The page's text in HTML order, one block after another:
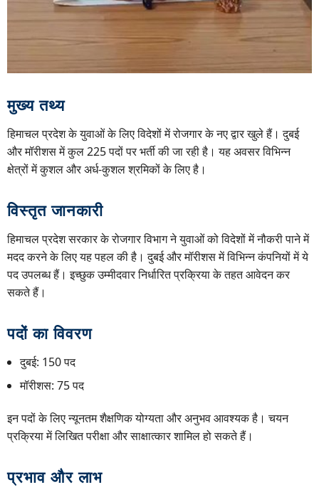
मुख्य तथ्य
हिमाचल प्रदेश के युवाओं के लिए विदेशों में रोजगार के नए द्वार खुले हैं। दुबई
और मॉरीशस में कुल 225 पदों पर भर्ती की जा रही है। यह अवसर विभिन्न
क्षेत्रों में कुशल और अर्ध-कुशल श्रमिकों के लिए है।
विस्तृत जानकारी
हिमाचल प्रदेश सरकार के रोजगार विभाग ने युवाओं को विदेशों में नौकरी पाने में
मदद करने के लिए यह पहल की है। दुबई और मॉरीशस में विभिन्न कंपनियों में ये
पद उपलब्ध हैं। इच्छुक उम्मीदवार निर्धारित प्रक्रिया के तहत आवेदन कर
सकते हैं।
पदों का विवरण
दुबई: 150 पद
मॉरीशस: 75 पद
इन पदों के लिए न्यूनतम शैक्षणिक योग्यता और अनुभव आवश्यक है। चयन
प्रक्रिया में लिखित परीक्षा और साक्षात्कार शामिल हो सकते हैं।
प्रभाव और लाभ